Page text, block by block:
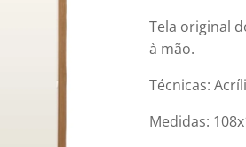
Tela original
à mão.
Técnicas:
Medidas: